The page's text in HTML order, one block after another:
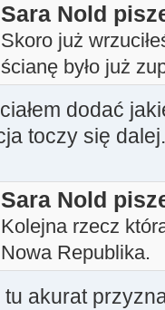
Sara Nold
Skoro już
ścianę było już
dodać
toczy się
Sara Nold
Kolejna rzecz
Nowa Republika.
tu akurat